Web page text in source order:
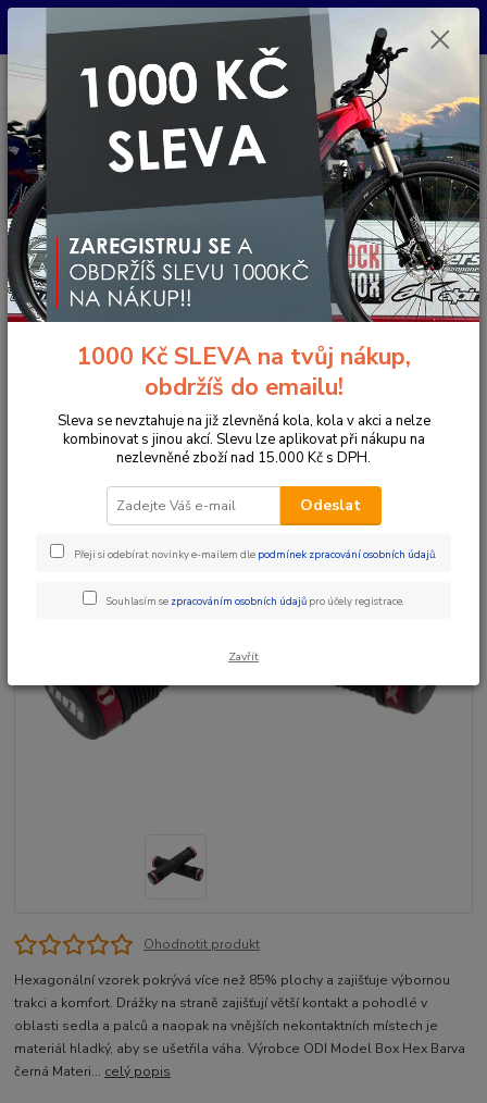
Pro nachystání kola / doplňků na prodejně si prosím zavolejte dopředu.
Menu
CZK
Hledat
+420 733 792 733
PO-PÁ 10:00-17:00 | SO: 9:00-12:00
Úvod Komponenty na kolo Gripy a omotávky
Gripy klasické / MTB
Gripy BMX ODI Box Hex Lock-On Bonus Pack Black/Red
Gripy BMX ODI Box Hex Lock-On
Bonus Pack Black/Red
Ohodnotit produkt
Hexagonální vzorek pokrývá více než 85% plochy a zajišťuje výbornou
trakci a komfort. Drážky na straně zajišťují větší kontakt a pohodlé v
oblasti sedla a palců a naopak na vnějších nekontaktních místech je
materiál hladký, aby se ušetřila váha. Výrobce ODI Model Box Hex Barva
černá Materi... celý popis
1000 Kč SLEVA na tvůj nákup,
obdržíš do emailu!
Sleva se nevztahuje na již zlevněná kola, kola v akci a nelze
kombinovat s jinou akcí. Slevu lze aplikovat při nákupu na
nezlevněné zboží nad 15.000 Kč s DPH.
Odeslat
Přeji si odebírat novinky e-mailem dle podmínek zpracování osobních údajů.
Souhlasím se zpracováním osobních údajů pro účely registrace.
Zavřít